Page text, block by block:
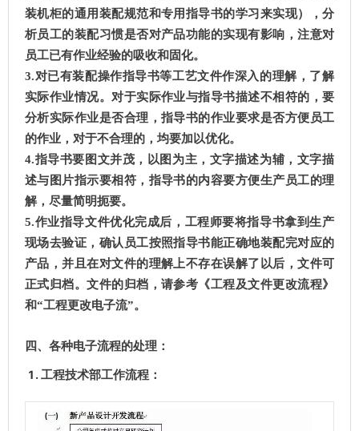
装机柜的通用装配规范和专用指导书的学习来实现），分
析员工的装配习惯是否对产品功能的实现有影响，注意对
员工已有作业经验的吸收和固化。
3.对已有装配操作指导书等工艺文件作深入的理解，了解
实际作业情况。对于实际作业与指导书描述不相符的，要
分析实际作业是否合理，指导书的作业要求是否方便员工
的作业，对于不合理的，均要加以优化。
4.指导书要图文并茂，以图为主，文字描述为辅，文字描
述与图片指示要相符，指导书的内容要方便生产员工的理
解，尽量简明扼要。
5.作业指导文件优化完成后，工程师要将指导书拿到生产
现场去验证，确认员工按照指导书能正确地装配完对应的
产品，并且在对文件的理解上不存在误解了以后，文件可
正式归档。文件的归档，请参考《工程及文件更改流程》
和“工程更改电子流”。
四、各种电子流程的处理：
工程技术部工作流程 ：